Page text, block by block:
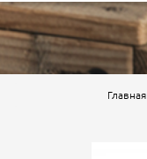
Главная